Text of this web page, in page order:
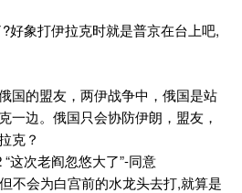
好象打伊拉克时就是普京在台上吧,
国的盟友，两伊战争中，俄国是站
一边。俄国只会协防伊朗，盟友，
克？
这次老阎忽悠大了”-同意
不会为白宫前的水龙头去打,就算是